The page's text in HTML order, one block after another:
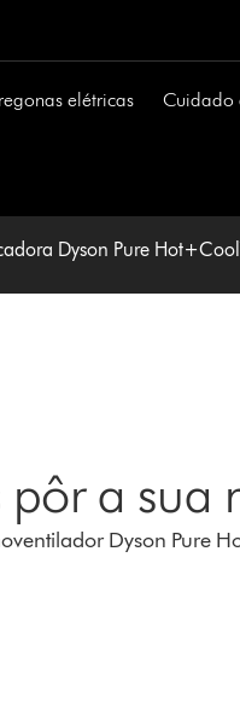
elétricas Cuidado
Dyson Pure
pôr a
Dyson Pure